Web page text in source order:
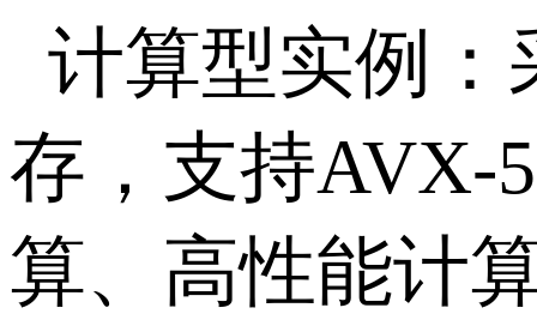
计算型实例：
存，支持AVX-
算、高性能计